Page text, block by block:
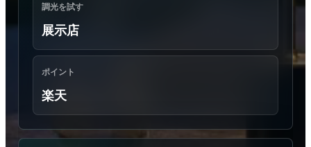
調光を試す
展示店
ポイント
楽天